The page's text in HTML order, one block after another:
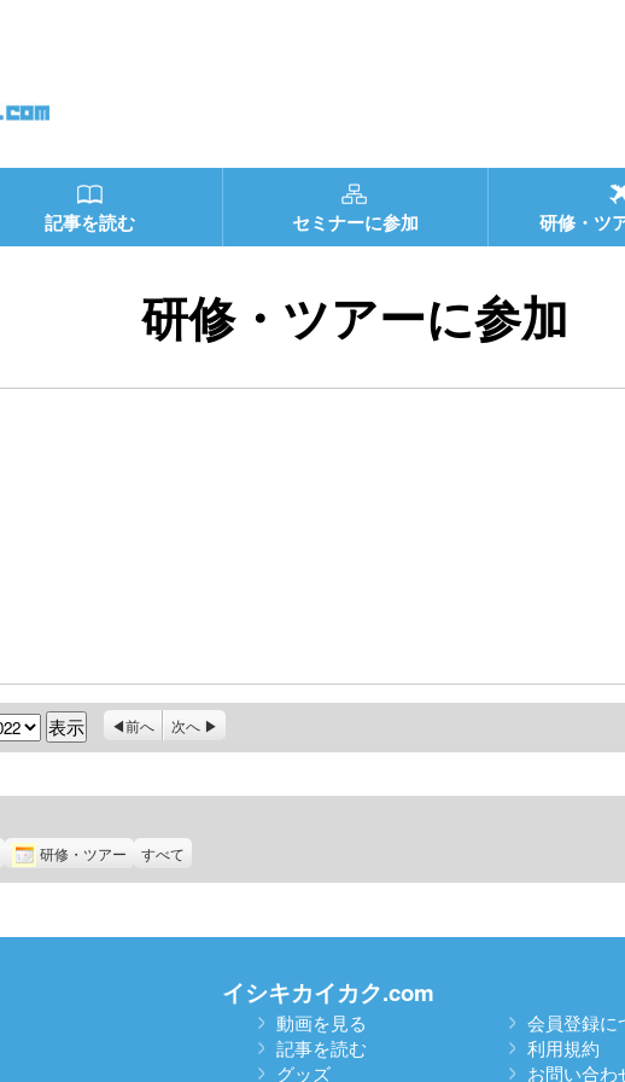
記事を読む セミナーに参加 研修・ツ
研修・ツアーに参加
前へ 次へ
研修・ツアー すべて
イシキカイカク.com
動画を見る
記事を読む
グッズ
会員登録に
利用規約
お問い合わ